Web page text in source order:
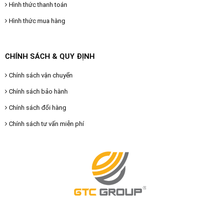
Hình thức thanh toán
Hình thức mua hàng
CHÍNH SÁCH & QUY ĐỊNH
Chính sách vận chuyển
Chính sách bảo hành
Chính sách đổi hàng
Chính sách tư vấn miễn phí